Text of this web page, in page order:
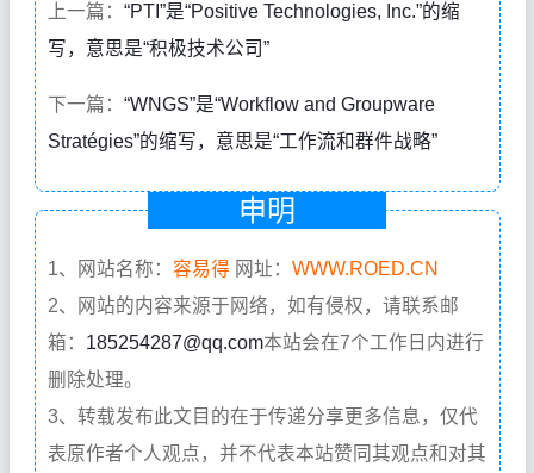
上一篇： “PTI”是“Positive Technologies, Inc.”的缩
写，意思是“积极技术公司”
下一篇： “WNGS”是“Workflow and Groupware
Stratégies”的缩写，意思是“工作流和群件战略”
申明
1、网站名称： 容易得 网址： WWW.ROED.CN
2、网站的内容来源于网络，如有侵权，请联系邮
箱： 185254287@qq.com本站会在7个工作日内进行
删除处理。
3、转载发布此文目的在于传递分享更多信息，仅代
表原作者个人观点，并不代表本站赞同其观点和对其